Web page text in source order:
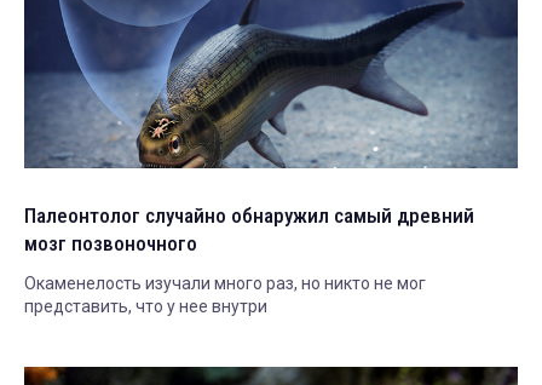
Палеонтолог случайно обнаружил самый древний
мозг позвоночного
Окаменелость изучали много раз, но никто не мог
представить, что у нее внутри